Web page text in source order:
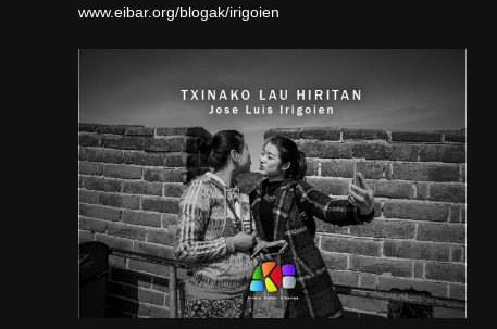
www.eibar.org/blogak/irigoien